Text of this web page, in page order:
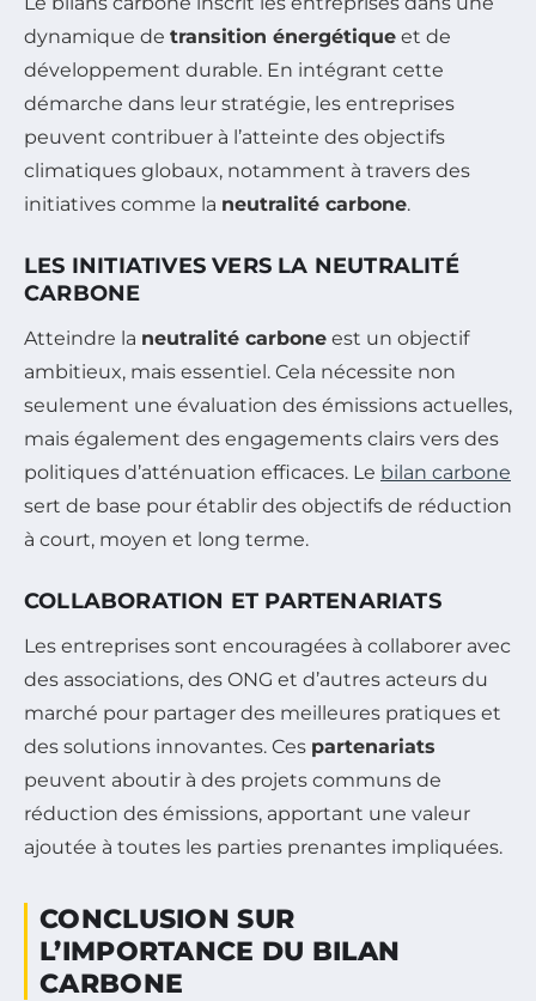
dynamique de transition énergétique et de
développement durable. En intégrant cette
démarche dans leur stratégie, les entreprises
peuvent contribuer à l’atteinte des objectifs
climatiques globaux, notamment à travers des
initiatives comme la neutralité carbone.
LES INITIATIVES VERS LA NEUTRALITÉ
CARBONE
Atteindre la neutralité carbone est un objectif
ambitieux, mais essentiel. Cela nécessite non
seulement une évaluation des émissions actuelles,
mais également des engagements clairs vers des
politiques d’atténuation efficaces. Le bilan carbone
sert de base pour établir des objectifs de réduction
à court, moyen et long terme.
COLLABORATION ET PARTENARIATS
Les entreprises sont encouragées à collaborer avec
des associations, des ONG et d’autres acteurs du
marché pour partager des meilleures pratiques et
des solutions innovantes. Ces partenariats
peuvent aboutir à des projets communs de
réduction des émissions, apportant une valeur
ajoutée à toutes les parties prenantes impliquées.
CONCLUSION SUR
L’IMPORTANCE DU BILAN
CARBONE